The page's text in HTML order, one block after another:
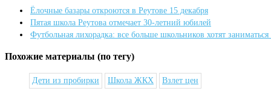
Ёлочные базары откроются в Реутове 15 декабря
Пятая школа Реутова отмечает 30-летний юбилей
Футбольная лихорадка: все больше школьников хотят
Похожие материалы (по тегу)
Дети из пробирки Школа ЖКХ Взлет цен